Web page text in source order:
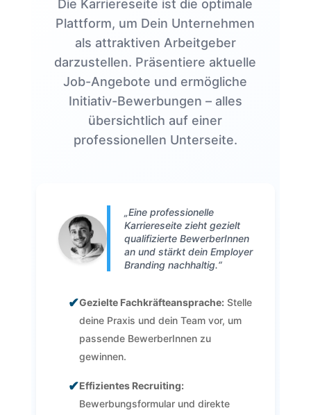
Die Karriereseite ist die optimale
Plattform, um Dein Unternehmen
als attraktiven Arbeitgeber
darzustellen. Präsentiere aktuelle
Job-Angebote und ermögliche
Initiativ-Bewerbungen – alles
übersichtlich auf einer
professionellen Unterseite.
„Eine professionelle
Karriereseite zieht gezielt
qualifizierte BewerberInnen
an und stärkt dein Employer
Branding nachhaltig.“
✔Gezielte Fachkräfteansprache:Stelle
deine Praxis und dein Team vor, um
passende BewerberInnen zu
gewinnen.
✔Effizientes Recruiting:
Bewerbungsformular und direkte